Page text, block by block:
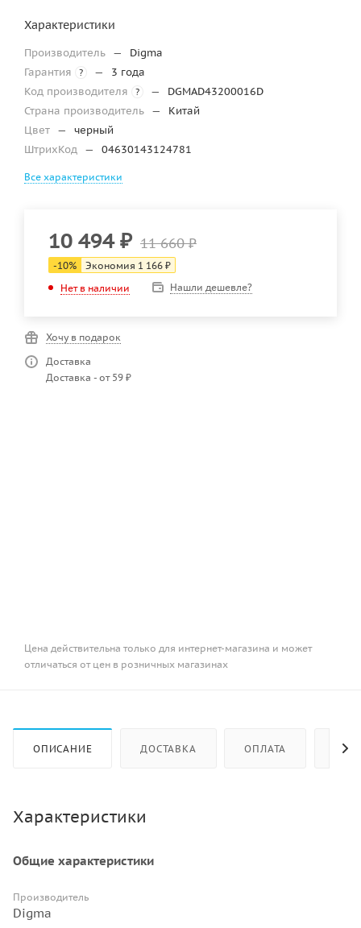
Характеристики
Производитель —
Digma
Гарантия
? —
3 года
Код производителя
? —
DGMAD43200016D
Страна производитель —
Китай
Цвет —
черный
ШтрихКод — 04630143124781
Все характеристики
10 494₽ 11 660₽
-10% Экономия 1 166 ₽
Нет в наличии
Нашли дешевле?
Хочу в подарок
Доставка
Доставка - от 59 ₽
Цена действительна только для интернет-магазина и может
отличаться от цен в розничных магазинах
ОПИСАНИЕ ДОСТАВКА ОПЛАТА
Характеристики
Общие характеристики
Производитель
Digma